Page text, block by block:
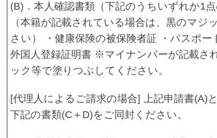
(B)．本人確認書類（下記のうちいずれか1
（本籍が記載されている場合は、黒のマジ
さい） ・健康保険の被保険者証 ・パスポ
外国人登録証明書 ※マイナンバーが記載さ
ック等で塗りつぶしてください。
[代理人によるご請求の場合] 上記申請書(A)
下記の書類(C＋D)をご同封ください。